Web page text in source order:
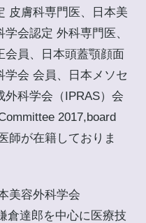
皮膚科専門医、日本美
会認定 外科専門医、
会員、日本頭蓋顎顔面
会 会員、日本メソセ
外科学会（IPRAS）会
2017,board
師が在籍しておりま
美容外科学会
倉達郎を中心に医療技